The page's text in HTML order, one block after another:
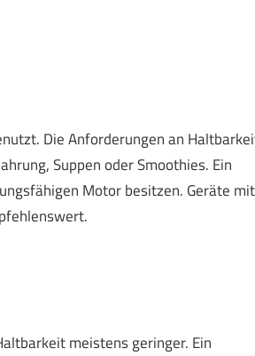
Die Anforderungen an
Suppen oder Smoothies. Ein
Motor besitzen. Geräte mit
meistens geringer. Ein